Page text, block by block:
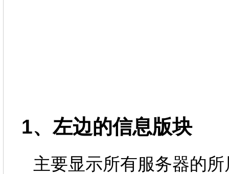
1、左边的信息版块
主要显示所有服务器的所